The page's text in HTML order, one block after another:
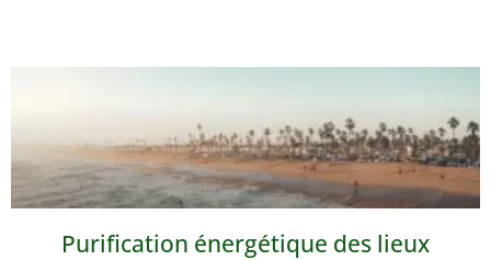
Purification énergétique des lieux